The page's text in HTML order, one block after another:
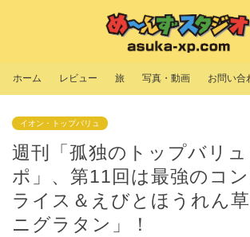
ホーム レビュー 旅 写真・動画 お問い合
イオン・トップバリュ
週刊「孤独のトップバリ
ポ」、第11回は最強のコ
ライス＆えびとほうれん
ニグラタン」！